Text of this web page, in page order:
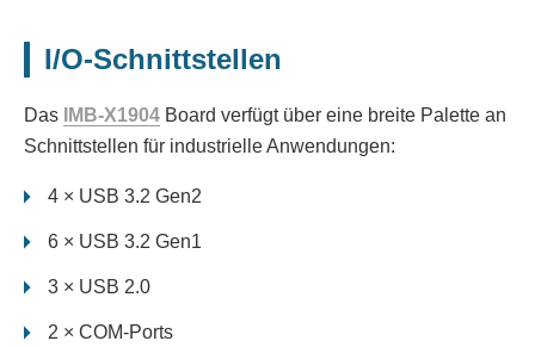
I/O-Schnittstellen
Das IMB-X1904 Board verfügt über eine breite Palette an
Schnittstellen für industrielle Anwendungen:
4 × USB 3.2 Gen2
6 × USB 3.2 Gen1
3 × USB 2.0
2 × COM-Ports